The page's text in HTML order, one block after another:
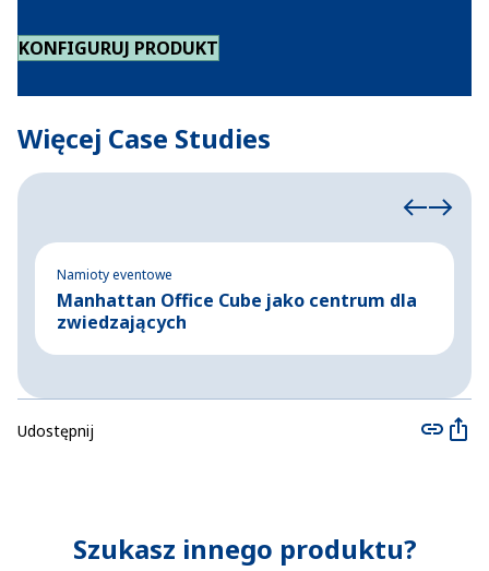
KONFIGURUJ PRODUKT
Więcej Case Studies
Namioty eventowe
Manhattan Office Cube jako centrum dla
zwiedzających
Udostępnij
Szukasz innego produktu?